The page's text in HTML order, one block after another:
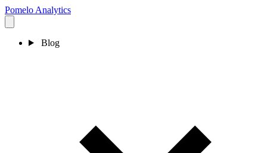
Pomelo Analytics
Blog